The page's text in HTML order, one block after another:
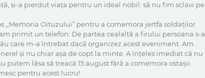
și-a pierdut viața pentru un ideal nobil: să nu fim sclavi pe
Oituzului” pentru a comemora jertfa soldaților
primit un telefon: De partea cealaltă a firului persoana s-a
care m-a întrebat dacă organizez acest eveniment. Am
și nu chiar așa de copt la minte. A înțeles imediat că nu
putem lăsa să treacă 15 august fără a comemora ostașii.
pentru acest lucru!